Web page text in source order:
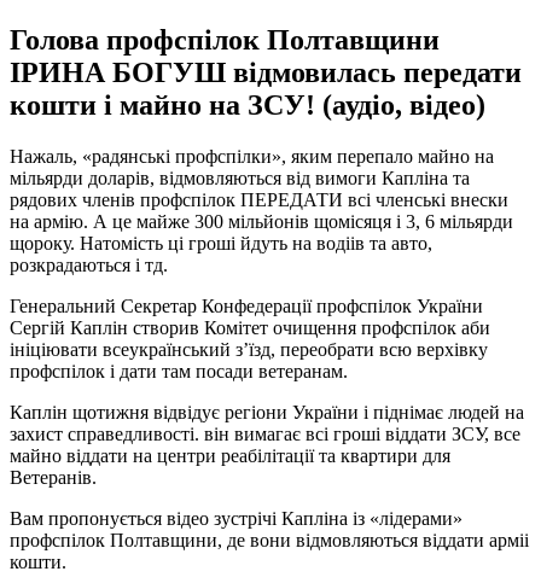
Голова профспілок Полтавщини
ІРИНА БОГУШ відмовилась передати
кошти і майно на ЗСУ! (аудіо, відео)
Нажаль, «радянські профспілки», яким перепало майно на
мільярди доларів, відмовляються від вимоги Капліна та
рядових членів профспілок ПЕРЕДАТИ всі членські внески
на армію. А це майже 300 мільйонів щомісяця і 3, 6 мільярди
щороку. Натомість ці гроші йдуть на водіів та авто,
розкрадаються і тд.
Генеральний Секретар Конфедерації профспілок України
Сергій Каплін створив Комітет очищення профспілок аби
ініціювати всеукраїнський з’їзд, переобрати всю верхівку
профспілок і дати там посади ветеранам.
Каплін щотижня відвідує регіони України і піднімає людей на
захист справедливості. він вимагає всі гроші віддати ЗСУ, все
майно віддати на центри реабілітації та квартири для
Ветеранів.
Вам пропонується відео зустрічі Капліна із «лідерами»
профспілок Полтавщини, де вони відмовляються віддати арміі
кошти.